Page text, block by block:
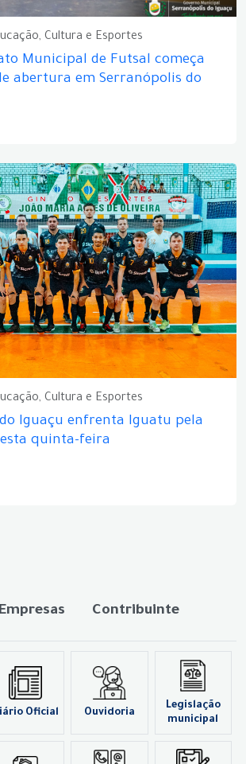
Cultura e Esportes
Municipal de Futsal começa
abertura em Serranópolis do
Cultura e Esportes
Iguaçu enfrenta Iguatu pela
quinta-feira
Empresas Contribuinte
Oficial Ouvidoria
Legislação
municipal